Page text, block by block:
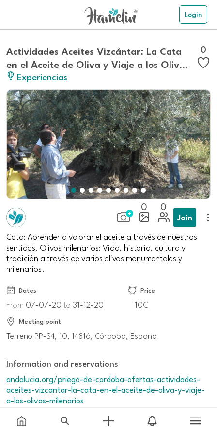
Login
Actividades Aceites Vizcántar: La Cata
en el Aceite de Oliva y Viaje a los Olivos
Milenarios
Experiencias
0
0 0
Join
Cata: Aprender a valorar el aceite a través de nuestros
sentidos. Olivos milenarios: Vida, historia, cultura y
tradición a través de varios olivos monumentales y
milenarios.
Dates
From 07-07-20to 31-12-20
Price
10€
Meeting point
Terreno PP-S4, 10, 14816, Córdoba, España
Information and reservations
andalucia.org/priego-de-cordoba-ofertas-actividades-
aceites-vizcantar-la-cata-en-el-aceite-de-oliva-y-viaje-
a-los-olivos-milenarios